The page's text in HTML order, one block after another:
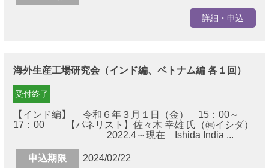
詳細・申込
海外生産工場研究会（インド編、ベトナム編 各１回）
受付終了
【インド編】 令和６年３月１日（金） 15：00～
17：00 【パネリスト】佐々木 幸雄 氏（㈱イシダ）
2022.4～現在 Ishida India ...
申込期限 2024/02/22